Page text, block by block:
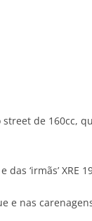
street de 160cc,
‘irmãs’ XRE
e nas